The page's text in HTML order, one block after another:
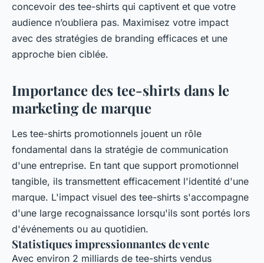
concevoir des tee-shirts qui captivent et que votre
audience n’oubliera pas. Maximisez votre impact
avec des stratégies de branding efficaces et une
approche bien ciblée.
Importance des tee-shirts dans le
marketing de marque
Les tee-shirts promotionnels jouent un rôle
fondamental dans la stratégie de communication
d'une entreprise. En tant que support promotionnel
tangible, ils transmettent efficacement l'identité d'une
marque. L'impact visuel des tee-shirts s'accompagne
d'une large recognaissance lorsqu'ils sont portés lors
d'événements ou au quotidien.
Statistiques impressionnantes de vente
Avec environ 2 milliards de tee-shirts vendus